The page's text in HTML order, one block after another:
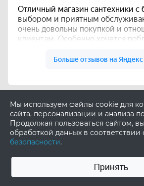
Мы используем файлы cookie для
сайта, персонализации и анализа
Продолжая пользоваться сайтом,
обработкой данных в соответствии
безопасности.
Принять